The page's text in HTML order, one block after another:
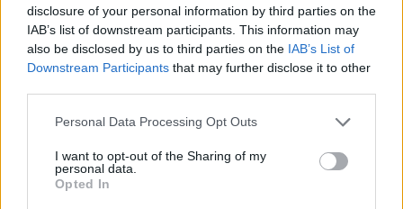
disclosure of your personal information by third parties on the
IAB’s list of downstream participants. This information may
also be disclosed by us to third parties on the IAB’s List of
Downstream Participants that may further disclose it to other
Personal Data Processing Opt Outs
I want to opt-out of the Sharing of my
personal data.
Opted In